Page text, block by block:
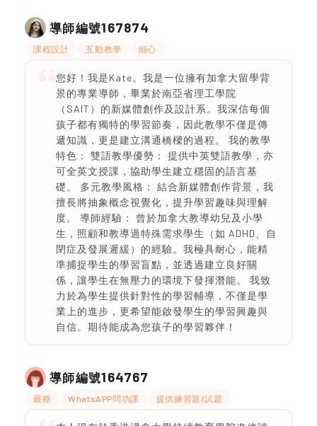
導師編號167874
課程設計 互動教學 細心
您好！我是Kate。我是一位擁有加拿大留學背
景的專業導師，畢業於南亞省理工學院
（SAIT）的新媒體創作及設計系。我深信每個
孩子都有獨特的學習節奏，因此教學不僅是傳
遞知識，更是建立溝通橋樑的過程。 我的教學
特色： 雙語教學優勢： 提供中英雙語教學，亦
可全英文授課，協助學生建立穩固的語言基
礎。 多元教學風格： 結合新媒體創作背景，我
擅長將抽象概念視覺化，提升學習趣味與理解
度。 導師經驗： 曾於加拿大教導幼兒及小學
生，照顧和教導過特殊需求學生（如 ADHD、自
閉症及發展遲緩）的經驗。我極具耐心，能精
準捕捉學生的學習盲點，並透過建立良好關
係，讓學生在無壓力的環境下發揮潛能。 我致
力於為學生提供針對性的學習輔導，不僅是學
業上的進步，更希望能啟發學生的學習興趣與
自信。期待能成為您孩子的學習夥伴！
導師編號164767
嚴格 WhatsAPP問功課 提供練習題/試題